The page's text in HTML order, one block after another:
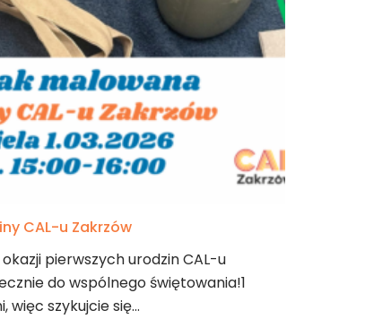
CAL-u Zakrzów
pierwszych urodzin CAL-u
do wspólnego świętowania!1
więc szykujcie się…